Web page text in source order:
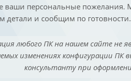
ваши персональные пожелания.
детали и сообщим по готовности.
любого ПК на нашем сайте не
изменениях конфигурации
консультанту при